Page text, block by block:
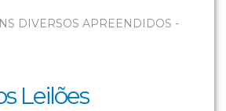
DIVERSOS APREENDIDOS -
Leilões